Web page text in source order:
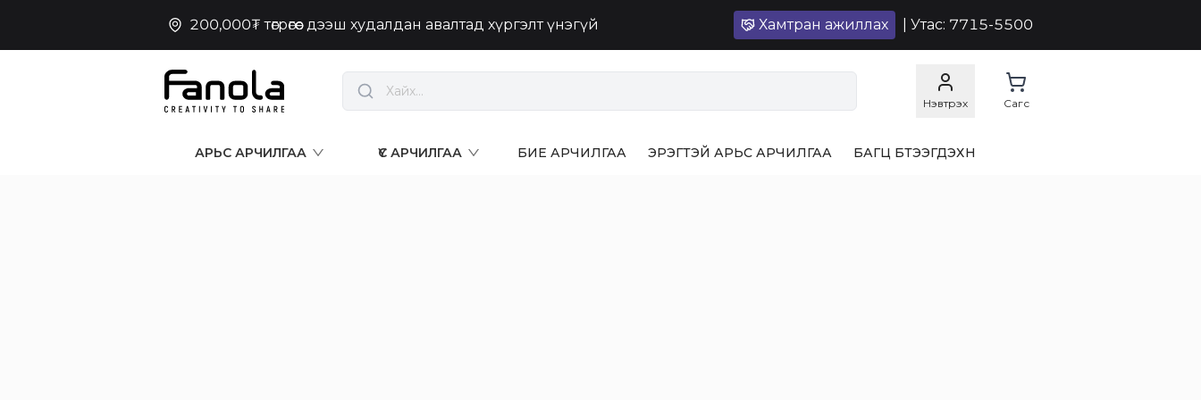
200,000₮ төгрөгөөс дээш худалдан авалтад хүргэлт үнэгүй Хамтран ажиллах | Утас: 7715-5500
Нэвтрэх Сагс
АРЬС АРЧИЛГАА ҮС АРЧИЛГАА БИЕ АРЧИЛГАА ЭРЭГТЭЙ АРЬС АРЧИЛГАА БАГЦ БҮТЭЭГДЭХҮҮН